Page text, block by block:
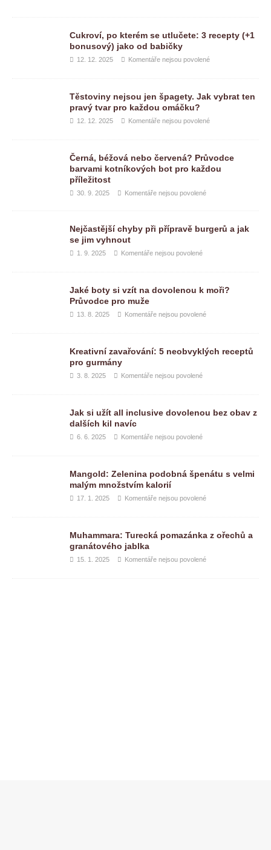
Cukroví, po kterém se utlučete: 3 recepty (+1
bonusový) jako od babičky
12. 12. 2025 Komentáře nejsou povolené
Těstoviny nejsou jen špagety. Jak vybrat ten
pravý tvar pro každou omáčku?
12. 12. 2025 Komentáře nejsou povolené
Černá, béžová nebo červená? Průvodce
barvami kotníkových bot pro každou
příležitost
30. 9. 2025 Komentáře nejsou povolené
Nejčastější chyby při přípravě burgerů a jak
se jim vyhnout
1. 9. 2025 Komentáře nejsou povolené
Jaké boty si vzít na dovolenou k moři?
Průvodce pro muže
13. 8. 2025 Komentáře nejsou povolené
Kreativní zavařování: 5 neobvyklých receptů
pro gurmány
3. 8. 2025 Komentáře nejsou povolené
Jak si užít all inclusive dovolenou bez obav z
dalších kil navíc
6. 6. 2025 Komentáře nejsou povolené
Mangold: Zelenina podobná špenátu s velmi
malým množstvím kalorií
17. 1. 2025 Komentáře nejsou povolené
Muhammara: Turecká pomazánka z ořechů a
granátového jablka
15. 1. 2025 Komentáře nejsou povolené